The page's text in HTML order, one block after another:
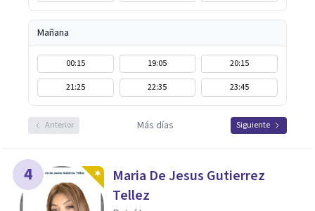
Mañana
00:15 19:05
20:15
21:25
22:35 23:45
Anterior Más días Siguiente
4
Maria De Jesus Gutierrez
Tellez